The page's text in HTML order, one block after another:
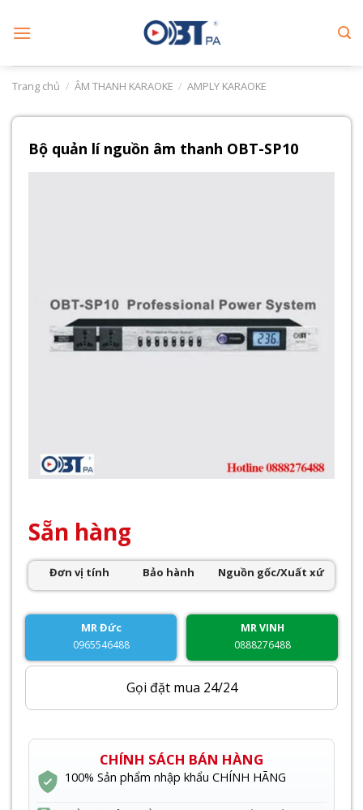
Trang chủ / ÂM THANH KARAOKE / AMPLY KARAOKE
Bộ quản lí nguồn âm thanh OBT-SP10
Sẵn hàng
Đơn vị tính Bảo hành Nguồn gốc/Xuất xứ
MR Đức
0965546488
MR VINH
0888276488
Gọi đặt mua 24/24
CHÍNH SÁCH BÁN HÀNG
100% Sản phẩm nhập khẩu CHÍNH HÃNG